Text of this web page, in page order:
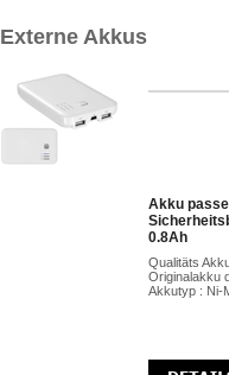
Externe Akkus
Akku
0.8Ah
Qualitäts
Originalakku
Akkutyp : Ni-